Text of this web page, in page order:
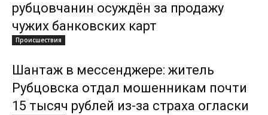
рубцовчанин осуждён за продажу
чужих банковских карт
Происшествия
Шантаж в мессенджере: житель
Рубцовска отдал мошенникам почти
15 тысяч рублей из-за страха огласки